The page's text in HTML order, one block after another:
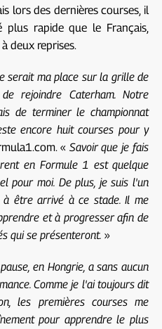
lors des dernières courses, il
rapide que le Français,
deux reprises.
serait ma place sur la grille de
rejoindre Caterham. Notre
de terminer le championnat
encore huit courses pour y
« Savoir que je fais
en Formule 1 est quelque
pour moi. De plus, je suis l'un
être arrivé à ce stade. Il me
et à progresser afin de
qui se présenteront. »
en Hongrie, a sans aucun
Comme je l'ai toujours dit
les premières courses me
pour apprendre le plus